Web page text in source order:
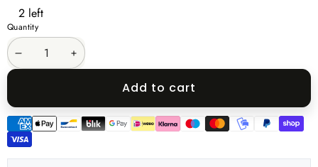
2 left
Quantity
Decrease Increase
Add to cart
Payment